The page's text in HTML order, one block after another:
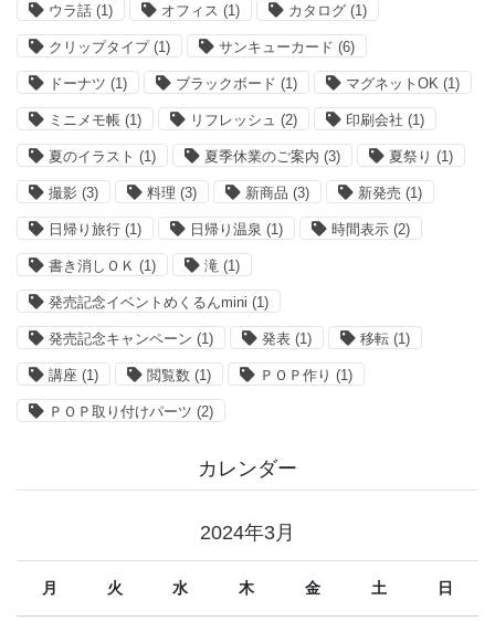
ウラ話 (1) オフィス (1) カタログ (1)
クリップタイプ(1) サンキューカード (6)
ドーナツ (1) ブラックボード (1) マグネットOK (1)
ミニメモ帳 (1) リフレッシュ (2) 印刷会社 (1)
夏のイラスト (1) 夏季休業のご案内 (3) 夏祭り (1)
撮影 (3) 料理 (3) 新商品 (3) 新発売 (1)
日帰り旅行 (1) 日帰り温泉 (1) 時間表示 (2)
書き消しＯＫ (1) 滝 (1)
発売記念イベントめくるんmini (1)
発売記念キャンペーン (1) 発表 (1) 移転 (1)
講座 (1) 閲覧数 (1) ＰＯＰ作り (1)
ＰＯＰ取り付けパーツ (2)
カレンダー
2024年3月
月 火 水 木 金 土 日